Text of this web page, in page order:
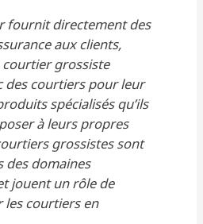
fournit directement des
aux clients,
courtier grossiste
des courtiers pour leur
spécialisés qu’ils
à leurs propres
grossistes sont
des domaines
jouent un rôle de
les courtiers en